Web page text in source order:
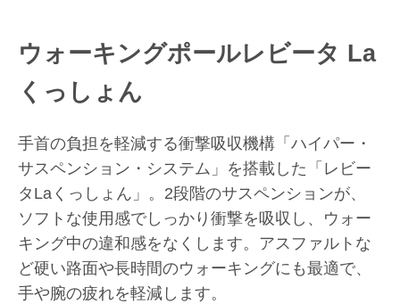
ウォーキングポールレビータ La
くっしょん
手首の負担を軽減する衝撃吸収機構「ハイパー・
サスペンション・システム」を搭載した「レビー
タLaくっしょん」。2段階のサスペンションが、
ソフトな使用感でしっかり衝撃を吸収し、ウォー
キング中の違和感をなくします。アスファルトな
ど硬い路面や長時間のウォーキングにも最適で、
手や腕の疲れを軽減します。